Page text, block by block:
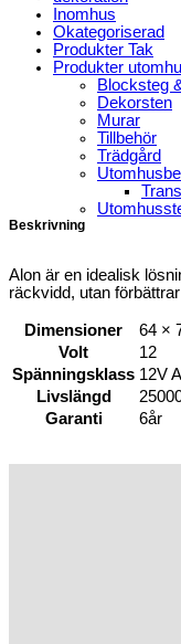
Inomhus
Okategoriserad
Produkter Tak
Produkter
Blocksteg
Dekorsten
Murar
Tillbehör
Trädgård
Beskrivning
Alon är en idealisk
räckvidd, utan
Dimensioner
64 ×
Volt
12
Spänningsklass 12V
Livslängd
Garanti
6år